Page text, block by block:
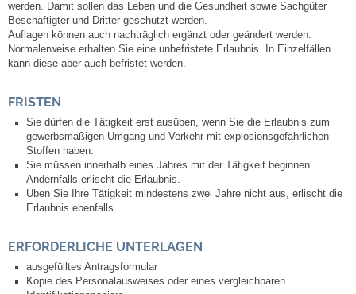
werden. Damit sollen das Leben und die Gesundheit sowie Sachgüter
Beschäftigter und Dritter geschützt werden.
Auflagen können auch nachträglich ergänzt oder geändert werden.
Normalerweise erhalten Sie eine unbefristete Erlaubnis.
In Einzelfällen
kann diese aber auch befristet werden.
FRISTEN
Sie dürfen die Tätigkeit erst ausüben, wenn Sie die Erlaubnis zum
gewerbsmäßigen Umgang und Verkehr mit explosionsgefährlichen
Stoffen haben.
Sie müssen innerhalb eines Jahres mit der Tätigkeit beginnen.
Andernfalls erlischt die Erlaubnis.
Üben Sie Ihre Tätigkeit mindestens zwei Jahre nicht aus, erlischt die
Erlaubnis ebenfalls.
ERFORDERLICHE UNTERLAGEN
ausgefülltes Antragsformular
Kopie des Personalausweises oder eines vergleichbaren